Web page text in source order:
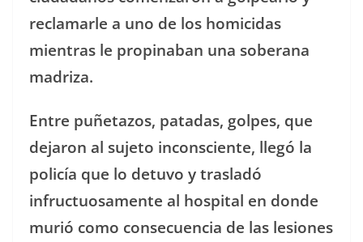
reclamarle a uno de los homicidas
mientras le propinaban una soberana
madriza.
Entre puñetazos, patadas, golpes, que
dejaron al sujeto inconsciente, llegó la
policía que lo detuvo y trasladó
infructuosamente al hospital en donde
murió como consecuencia de las lesiones